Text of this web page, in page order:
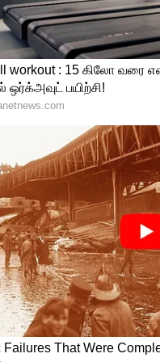
Mysskin
இயக்குனராகம்
மிஷ்கின்,
சில
ரிலீஸ் தேதி
சேதுபதி வைத்து
2nd Look: சால்ட்